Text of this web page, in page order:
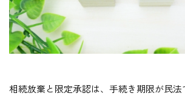
相続放棄と限定承認は、手続き期限が民法